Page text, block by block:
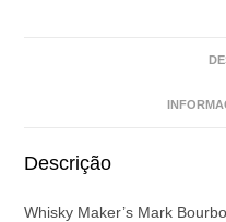
Descrição
Whisky Maker’s Mark